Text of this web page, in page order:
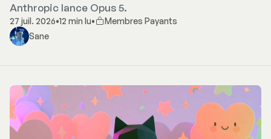
Anthropic lance Opus 5.
27 juil. 2026•12 min lu•
Membres Payants
Sane